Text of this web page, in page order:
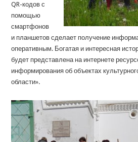
QR-кодов с
помощью
смартфонов
и планшетов сделает получение
оперативным. Богатая и интересная
будет представлена на интернете
информирования об объектах
области».